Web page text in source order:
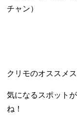
チャン）
クリモのオススメ
気になるスポット
ね！